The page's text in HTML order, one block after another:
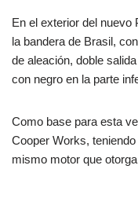
En el exterior del
la bandera de Brasil,
de aleación, doble
con negro en la parte
Como base para esta
Cooper Works,
mismo motor que